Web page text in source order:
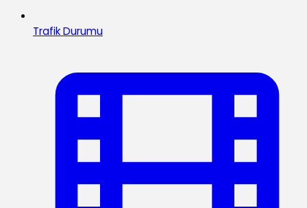
Trafik Durumu